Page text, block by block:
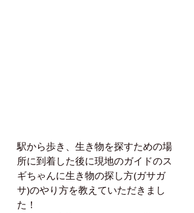
駅から歩き、生き物を探すための場
所に到着した後に現地のガイドのス
ギちゃんに生き物の探し方(ガサガ
サ)のやり方を教えていただきまし
た！